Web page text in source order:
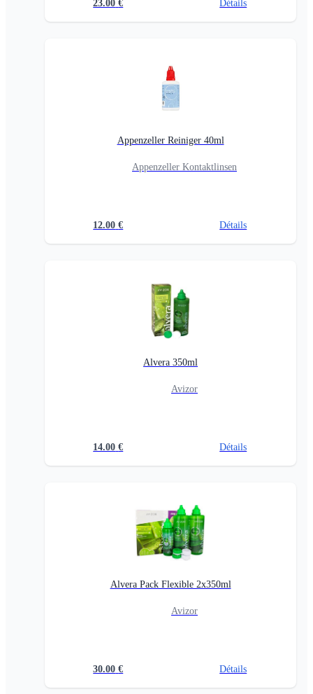
23.00 € Détails
Appenzeller Reiniger 40ml
Appenzeller Kontaktlinsen
12.00 € Détails
Alvera 350ml
Avizor
14.00 € Détails
Alvera Pack Flexible 2x350ml
Avizor
30.00 € Détails